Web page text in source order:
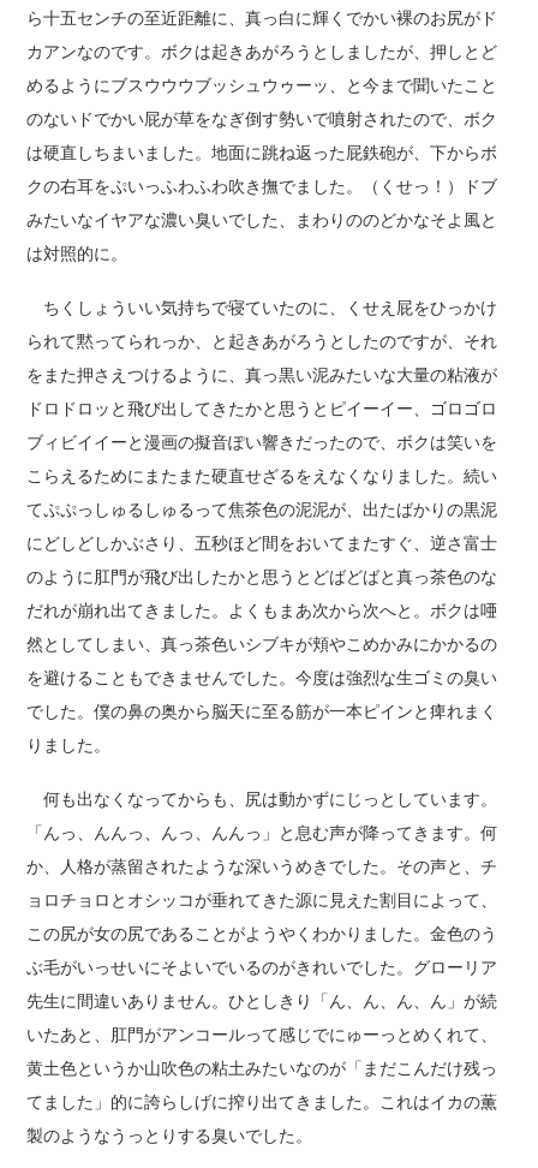
ら十五センチの至近距離に、真っ白に輝くでかい裸のお尻がド
カアンなのです。ボクは起きあがろうとしましたが、押しとど
めるようにブスウウウブッシュウゥーッ、と今まで聞いたこと
のないドでかい屁が草をなぎ倒す勢いで噴射されたので、ボク
は硬直しちまいました。地面に跳ね返った屁鉄砲が、下からボ
クの右耳をぷいっふわふわ吹き撫でました。（くせっ！）ドブ
みたいなイヤアな濃い臭いでした、まわりののどかなそよ風と
は対照的に。
ちくしょういい気持ちで寝ていたのに、くせえ屁をひっかけ
られて黙ってられっか、と起きあがろうとしたのですが、それ
をまた押さえつけるように、真っ黒い泥みたいな大量の粘液が
ドロドロッと飛び出してきたかと思うとピイーイー、ゴロゴロ
ブィビイイーと漫画の擬音ぽい響きだったので、ボクは笑いを
こらえるためにまたまた硬直せざるをえなくなりました。続い
てぷぷっしゅるしゅるって焦茶色の泥泥が、出たばかりの黒泥
にどしどしかぶさり、五秒ほど間をおいてまたすぐ、逆さ富士
のように肛門が飛び出したかと思うとどばどばと真っ茶色のな
だれが崩れ出てきました。よくもまあ次から次へと。ボクは唖
然としてしまい、真っ茶色いシブキが頬やこめかみにかかるの
を避けることもできませんでした。今度は強烈な生ゴミの臭い
でした。僕の鼻の奥から脳天に至る筋が一本ピインと痺れまく
りました。
何も出なくなってからも、尻は動かずにじっとしています。
「んっ、んんっ、んっ、んんっ」と息む声が降ってきます。何
か、人格が蒸留されたような深いうめきでした。その声と、チ
ョロチョロとオシッコが垂れてきた源に見えた割目によって、
この尻が女の尻であることがようやくわかりました。金色のう
ぶ毛がいっせいにそよいでいるのがきれいでした。グローリア
先生に間違いありません。ひとしきり「ん、ん、ん、ん」が続
いたあと、肛門がアンコールって感じでにゅーっとめくれて、
黄土色というか山吹色の粘土みたいなのが「まだこんだけ残っ
てました」的に誇らしげに搾り出てきました。これはイカの薫
製のようなうっとりする臭いでした。